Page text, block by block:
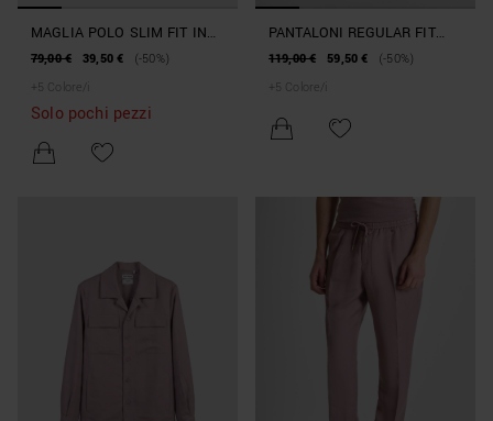
MAGLIA POLO SLIM FIT IN
MORBIDO MISTO LINO E
79,00 € 39,50 €
(-50%)
+ 5 Colore/i
Solo pochi pezzi
PANTALONI REGULAR FIT
"JULIAN" IN MISTO LINO
119,00 € 59,50 €
(-50%)
+ 5 Colore/i